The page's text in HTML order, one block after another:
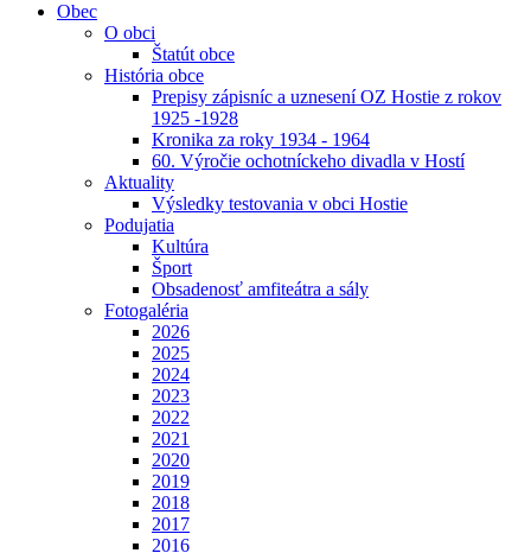
Obec
O obci
Štatút obce
História obce
Prepisy zápisníc a uznesení OZ Hostie z rokov
1925 -1928
Kronika za roky 1934 - 1964
60. Výročie ochotníckeho divadla v Hostí
Aktuality
Výsledky testovania v obci Hostie
Podujatia
Kultúra
Šport
Obsadenosť amfiteátra a sály
Fotogaléria
2026
2025
2024
2023
2022
2021
2020
2019
2018
2017
2016